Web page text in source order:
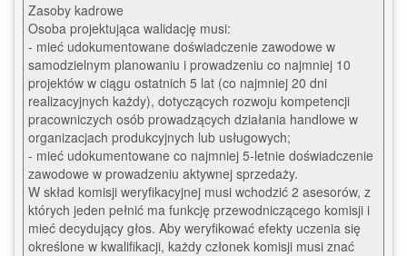
Zasoby kadrowe
Osoba projektująca walidację musi:
- mieć udokumentowane doświadczenie zawodowe w
samodzielnym planowaniu i prowadzeniu co najmniej 10
projektów w ciągu ostatnich 5 lat (co najmniej 20 dni
realizacyjnych każdy), dotyczących rozwoju kompetencji
pracowniczych osób prowadzących działania handlowe w
organizacjach produkcyjnych lub usługowych;
- mieć udokumentowane co najmniej 5-letnie doświadczenie
zawodowe w prowadzeniu aktywnej sprzedaży.
W skład komisji weryfikacyjnej musi wchodzić 2 asesorów, z
których jeden pełnić ma funkcję przewodniczącego komisji i
mieć decydujący głos. Aby weryfikować efekty uczenia się
określone w kwalifikacji, każdy członek komisji musi znać